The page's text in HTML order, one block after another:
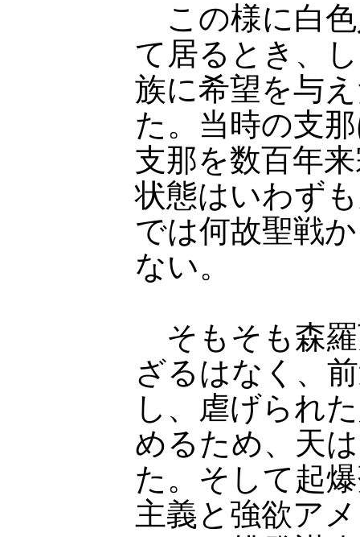
この様に白色
て居るとき、
族に希望を与
た。当時の支
支那を数百年
状態はいわず
では何故聖戦
ない。
そもそも森羅
ざるはなく、
し、虐げられ
めるため、天
た。そして起
主義と強欲ア